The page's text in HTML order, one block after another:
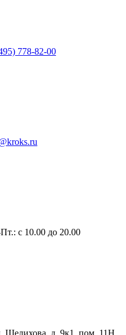
778-82-00
с 10.00 до 20.00
Шелихова, д. 9к1, пом. 11Н